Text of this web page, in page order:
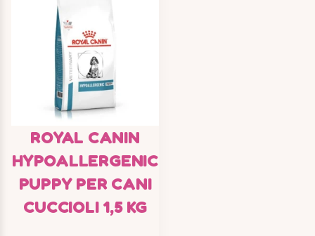
ROYAL CANIN
HYPOALLERGENIC
PUPPY PER CANI
CUCCIOLI 1,5 KG